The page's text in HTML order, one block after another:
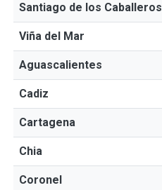
Santiago de los Caballeros
Viña del Mar
Aguascalientes
Cadiz
Cartagena
Chia
Coronel